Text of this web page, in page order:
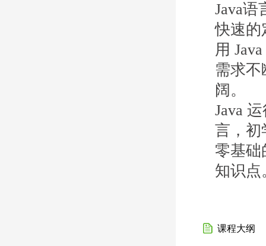
Java语
快速的
用
需求不
阔。
Java
言，初
零基础
知识点
课程大纲